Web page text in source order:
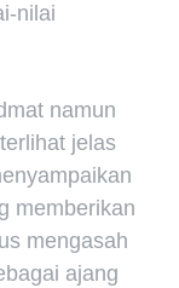
nilai
namun
jelas
memberikan
mengasah
ajang